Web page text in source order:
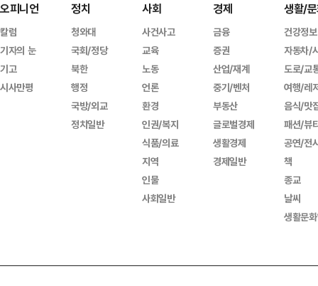
오피니언
칼럼
기자의 눈
기고
시사만평
정치
청와대
국회/정당
북한
행정
국방/외교
정치일반
사회
사건사고
교육
노동
언론
환경
인권/복지
식품/의료
지역
인물
사회일반
경제
금융
증권
산업/재계
중기/벤처
부동산
글로벌경제
생활경제
경제일반
생활/
건강정보
자동차/
도로/교
여행/레
음식/맛
패션/뷰
공연/전
책
종교
날씨
생활문